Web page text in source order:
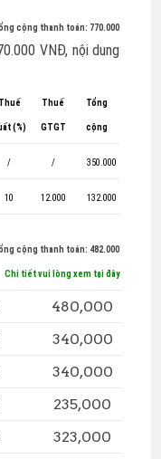
cộng thanh toán: 770.000
VNĐ, nội dung
Thuế
(%)
Thuế
GTGT
Tổng
cộng
/ / 350.000
10 12.000 132.000
cộng thanh toán: 482.000
Chi tiết vui lòng xem tại đây
480,000
340,000
340,000
235,000
323,000